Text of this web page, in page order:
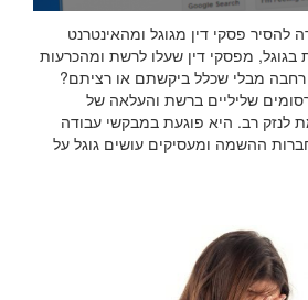
פסקי דין מגוגל ומהאינטרנט
מפסקי דין שעלו לרשת ומהכרעות
מבלי שכלל ביקשתם או רציתם?
שליליים ברשת והעלאה של
רב. היא פוגעת במבקשי עבודה
ההשמה ומעסיקים עושים גוגל על